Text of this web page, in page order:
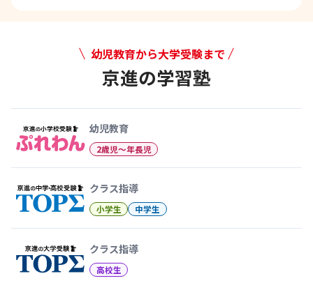
幼児教育から大学受験まで
京進の学習塾
幼児教育
2歳児〜年長児
クラス指導
小学生 中学生
クラス指導
高校生